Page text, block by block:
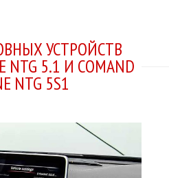
УСТРОЙСТВ
NTG 5.1 И COMAND
NTG 5S1